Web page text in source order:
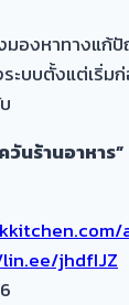
มองหาทางแก้
ะบบตั้งแต่เริ่
วันร้านอาหาร”
jhdfIJZ